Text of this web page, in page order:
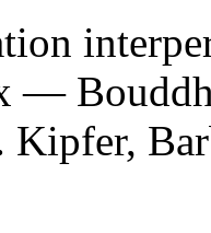
—
Kipfer,